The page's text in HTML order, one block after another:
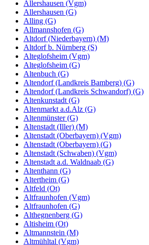
Allershausen (Vgm)
Allershausen (G)
Alling (G)
Allmannshofen (G)
Altdorf (Niederbayern) (M)
Altdorf b. Nürnberg (S)
Alteglofsheim (Vgm)
Alteglofsheim (G)
Altenbuch (G)
Altendorf (Landkreis Bamberg) (G)
Altendorf (Landkreis Schwandorf) (G)
Altenkunstadt (G)
Altenmarkt a.d.Alz (G)
Altenmünster (G)
Altenstadt (Iller) (M)
Altenstadt (Oberbayern) (Vgm)
Altenstadt (Oberbayern) (G)
Altenstadt (Schwaben) (Vgm)
Altenstadt a.d. Waldnaab (G)
Altenthann (G)
Altertheim (G)
Altfeld (Ot)
Altfraunhofen (Vgm)
Altfraunhofen (G)
Althegnenberg (G)
Altisheim (Ot)
Altmannstein (M)
Altmühltal (Vgm)